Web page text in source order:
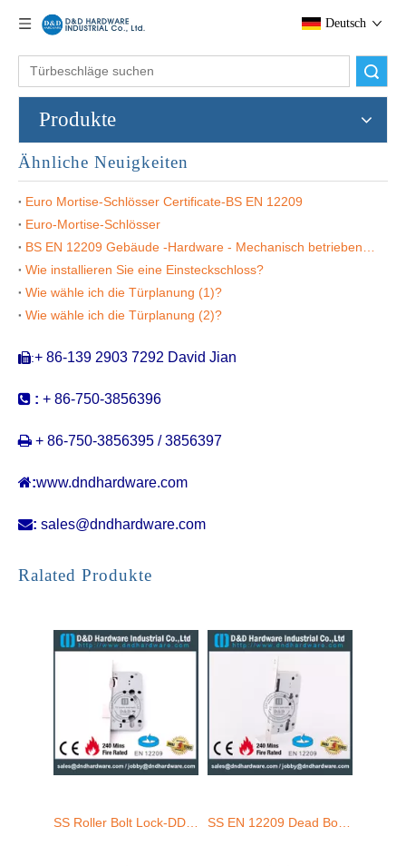
Deutsch
Produkte
Ähnliche Neuigkeiten
Euro Mortise-Schlösser Certificate-BS EN 12209
Euro-Mortise-Schlösser
Wie installieren Sie eine Einsteckschloss?
Wie wähle ich die Türplanung (1)?
Wie wähle ich die Türplanung (2)?
:+ 86-139 2903 7292 David Jian
 : + 86-750-3856396
 + 86-750-3856395 / 3856397
:www.dndhardware.com
: sales@dndhardware.com
Ralated Produkte
SS304 Latch-Lock-DDML6072lb
SS CE SASH LOCK-5572SL